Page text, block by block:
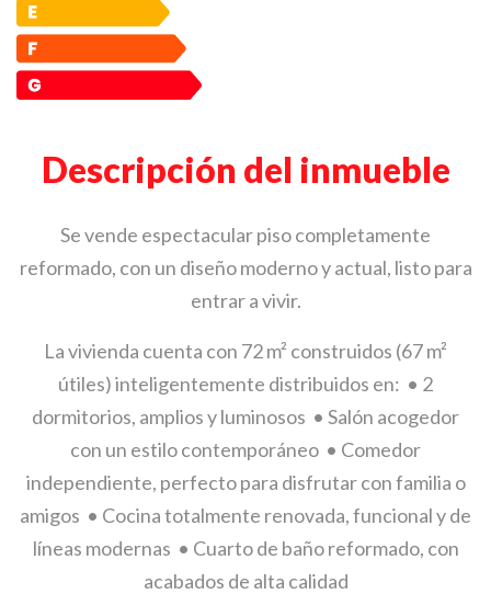
Descripción del inmueble
Se vende espectacular piso completamente
reformado, con un diseño moderno y actual, listo para
entrar a vivir.
La vivienda cuenta con 72 m² construidos (67 m²
útiles) inteligentemente distribuidos en: • 2
dormitorios, amplios y luminosos • Salón acogedor
con un estilo contemporáneo • Comedor
independiente, perfecto para disfrutar con familia o
amigos • Cocina totalmente renovada, funcional y de
líneas modernas • Cuarto de baño reformado, con
acabados de alta calidad